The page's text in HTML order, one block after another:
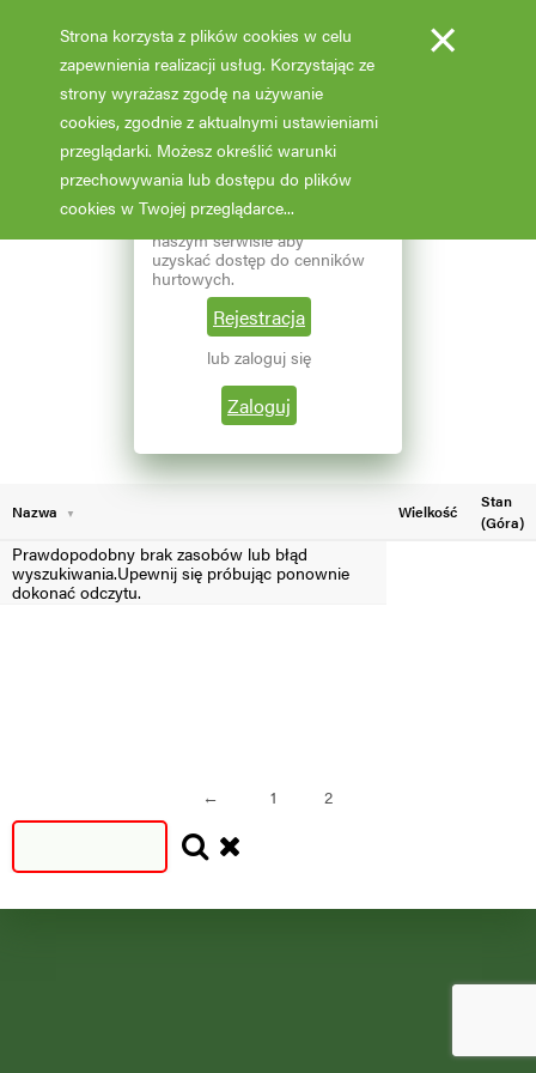
Reprezentujesz branżę
ogrodniczą? Zarejestruj się w
naszym serwisie aby
uzyskać dostęp do cenników
hurtowych.
Rejestracja
lub zaloguj się
Zaloguj
Fotooferta cenowa - hurt
Aktualizacja: 07.02.2026 godz: 02:03
Pokaż filtry
Wybierz grupę roślin
Wybierz nazwę rośliny
Aktualna liczba wyników: 256
1
Nazwa Wielkość
Stan
(Góra)
Prawdopodobny brak zasobów lub błąd
wyszukiwania.Upewnij się próbując ponownie
dokonać odczytu.
← 1 2
Strona korzysta z plików cookies w celu
zapewnienia realizacji usług. Korzystając ze
strony wyrażasz zgodę na używanie
cookies, zgodnie z aktualnymi ustawieniami
przeglądarki. Możesz określić warunki
przechowywania lub dostępu do plików
cookies w Twojej przeglądarce...
×